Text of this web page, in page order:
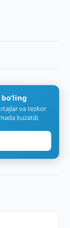
va tezkor
kuzatib